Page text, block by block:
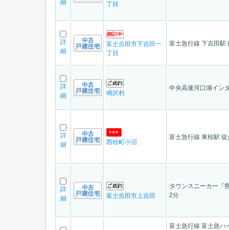
細
丁目
詳
細
富士吉田市下吉田一
丁目
富士急行線 下吉田駅
詳
細
鳴沢村
中央高速河口湖イン
詳
細
西桂町小沼
富士急行線 東桂駅
詳
細
富士吉田市上吉田
タウンスニーカー『
2分
富士急行線 富士急ハ